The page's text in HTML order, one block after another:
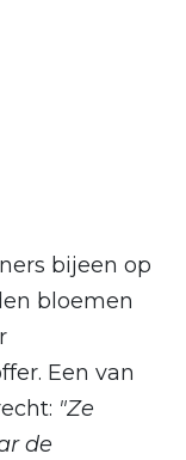
bijeen op
bloemen
Een van
"Ze
de